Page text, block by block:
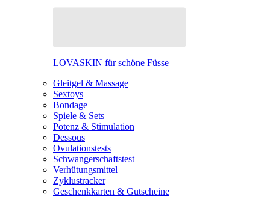
LOVASKIN für schöne Füsse
Gleitgel & Massage
Sextoys
Bondage
Spiele & Sets
Potenz & Stimulation
Dessous
Ovulationstests
Schwangerschaftstest
Verhütungsmittel
Zyklustracker
Geschenkkarten & Gutscheine